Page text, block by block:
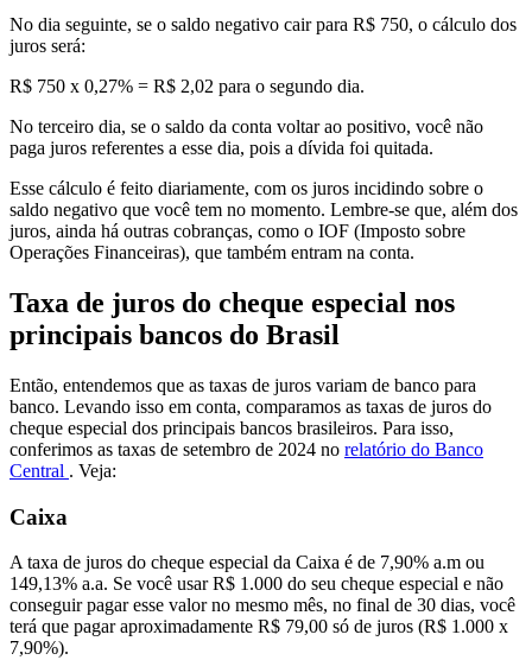
No dia seguinte, se o saldo negativo cair para R$ 750, o cálculo dos
juros será:
R$ 750 x 0,27% = R$ 2,02 para o segundo dia.
No terceiro dia, se o saldo da conta voltar ao positivo, você não
paga juros referentes a esse dia, pois a dívida foi quitada.
Esse cálculo é feito diariamente, com os juros incidindo sobre o
saldo negativo que você tem no momento. Lembre-se que, além dos
juros, ainda há outras cobranças, como o IOF (Imposto sobre
Operações Financeiras), que também entram na conta.
Taxa de juros do cheque especial nos
principais bancos do Brasil
Então, entendemos que as taxas de juros variam de banco para
banco. Levando isso em conta, comparamos as taxas de juros do
cheque especial dos principais bancos brasileiros. Para isso,
conferimos as taxas de setembro de 2024 no relatório do Banco
Central . Veja:
Caixa
A taxa de juros do cheque especial da Caixa é de 7,90% a.m ou
149,13% a.a. Se você usar R$ 1.000 do seu cheque especial e não
conseguir pagar esse valor no mesmo mês, no final de 30 dias, você
terá que pagar aproximadamente R$ 79,00 só de juros (R$ 1.000 x
7,90%).